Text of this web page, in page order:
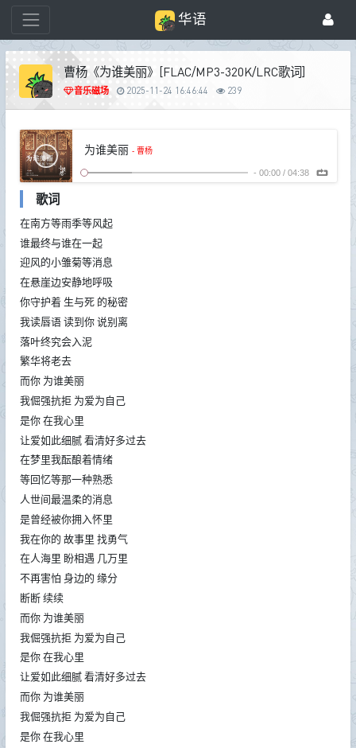
华语
曹杨《为谁美丽》[FLAC/MP3-320K/LRC歌词]
音乐磁场 2025-11-24 16:46:44 239
为谁美丽 - 曹杨
- 00:00/ 04:38
歌词
在南方等雨季等风起
谁最终与谁在一起
迎风的小雏菊等消息
在悬崖边安静地呼吸
你守护着 生与死 的秘密
我读唇语 读到你 说别离
落叶终究会入泥
繁华将老去
而你 为谁美丽
我倔强抗拒 为爱为自己
是你 在我心里
让爱如此细腻 看清好多过去
在梦里我酝酿着情绪
等回忆等那一种熟悉
人世间最温柔的消息
是曾经被你拥入怀里
我在你的 故事里 找勇气
在人海里 盼相遇 几万里
不再害怕 身边的 缘分
断断 续续
而你 为谁美丽
我倔强抗拒 为爱为自己
是你 在我心里
让爱如此细腻 看清好多过去
而你 为谁美丽
我倔强抗拒 为爱为自己
是你 在我心里